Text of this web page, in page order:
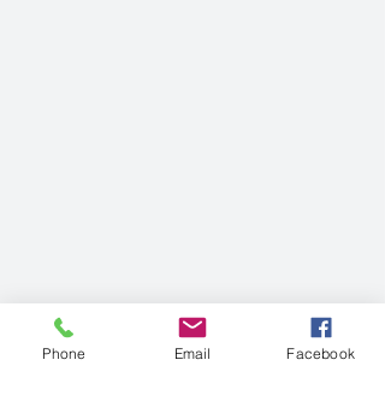
Phone Email Facebook